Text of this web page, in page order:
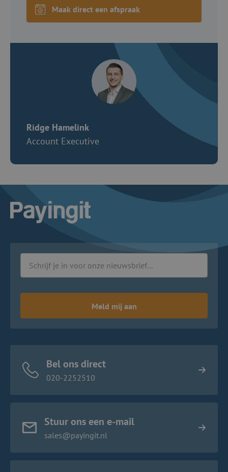
Maak direct een afspraak
Ridge Hamelink
Account Executive
Logo Payingit
Meld mij aan
Bel ons direct
020-2252510
Stuur ons een e-mail
sales@payingit.nl